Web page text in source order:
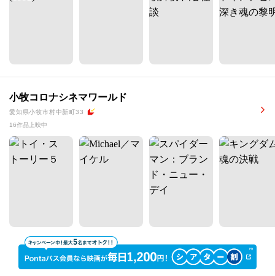
小牧コロナシネマワールド
愛知県小牧市村中新町33
16作品上映中